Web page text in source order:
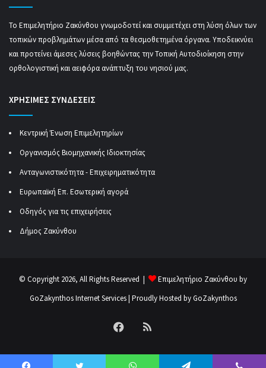
Το Επιμελητήριο Ζακύνθου γνωμοδοτεί και συμμετέχει στη λύση όλων των
τοπικών προβλημάτων μέσα από τα θεσμοθετημένα όργανα. Υποδεικνύει
και προτείνει άμεσες λύσεις βοηθώντας την Τοπική Αυτοδιοίκηση στην
ορθολογιστική και αειφόρα ανάπτυξη του νησιού μας.
ΧΡΗΣΙΜΕΣ ΣΥΝΔΕΣΕΙΣ
Κεντρική Ένωση Επιμελητηρίων
Οργανισμός Βιομηχανικής Ιδιοκτησίας
Ανταγωνιστικότητα - Επιχειρηματικότητα
Ευρωπαϊκή Επ. Εσωτερική αγορά
Οδηγός για τις επιχειρήσεις
Δήμος Ζακύνθου
© Copyright 2026, All Rights Reserved |
Επιμελητήριο Ζακύνθου by
GoZakynthos Internet Services| Proudly Hosted byGoZakynthos
Facebook